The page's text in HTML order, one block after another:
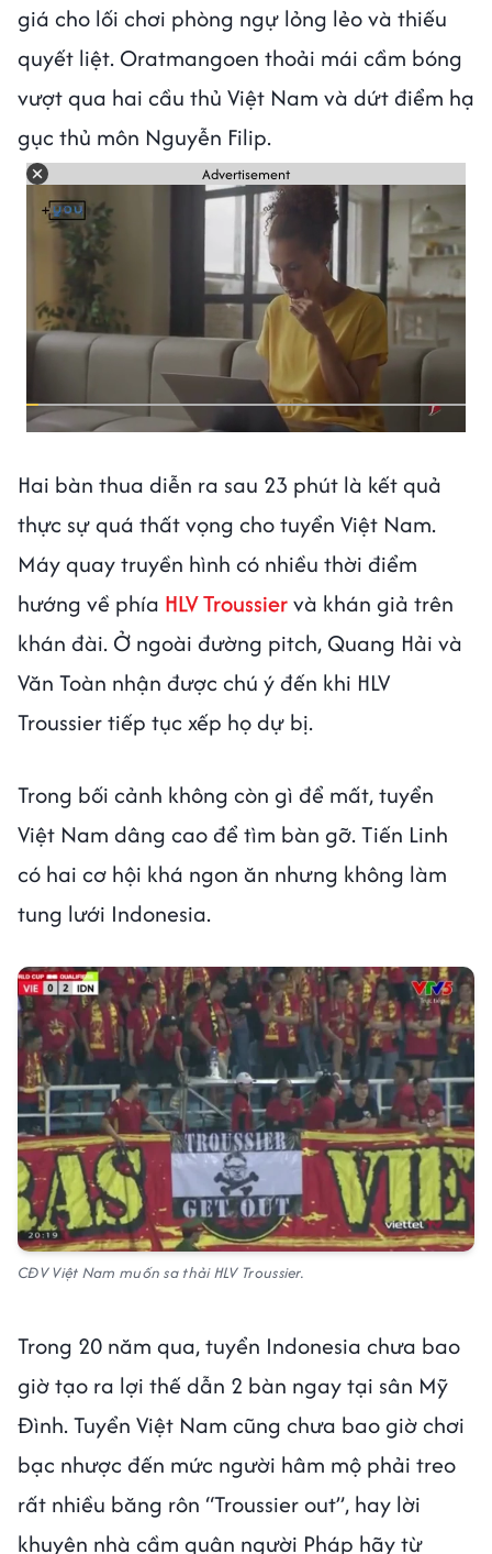
giá cho lối chơi phòng ngự lỏng lẻo và thiếu
quyết liệt. Oratmangoen thoải mái cầm bóng
vượt qua hai cầu thủ Việt Nam và dứt điểm hạ
gục thủ môn Nguyễn Filip.
Advertisement
Hai bàn thua diễn ra sau 23 phút là kết quả
thực sự quá thất vọng cho tuyển Việt Nam.
Máy quay truyền hình có nhiều thời điểm
hướng về phía HLV Troussiervà khán giả trên
khán đài. Ở ngoài đường pitch, Quang Hải và
Văn Toàn nhận được chú ý đến khi HLV
Troussier tiếp tục xếp họ dự bị.
Trong bối cảnh không còn gì để mất, tuyển
Việt Nam dâng cao để tìm bàn gỡ. Tiến Linh
có hai cơ hội khá ngon ăn nhưng không làm
tung lưới Indonesia.
CĐV Việt Nam muốn sa thải HLV Troussier.
Trong 20 năm qua, tuyển Indonesia chưa bao
giờ tạo ra lợi thế dẫn 2 bàn ngay tại sân Mỹ
Đình. Tuyển Việt Nam cũng chưa bao giờ chơi
bạc nhược đến mức người hâm mộ phải treo
rất nhiều băng rôn “Troussier out”, hay lời
khuyên nhà cầm quân người Pháp hãy từ